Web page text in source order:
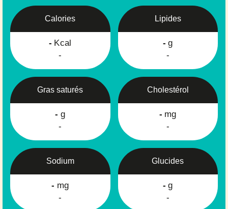
Calories
- Kcal
-
Lipides
- g
-
Gras saturés
- g
-
Cholestérol
- mg
-
Sodium
- mg
-
Glucides
- g
-